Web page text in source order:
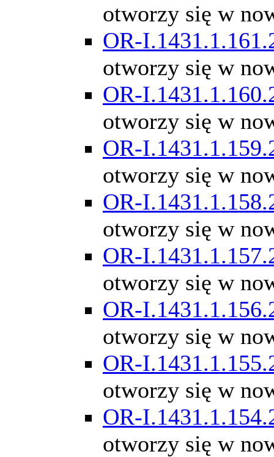
otworzy się w
OR-
otworzy się w
OR-
otworzy się w
OR-
otworzy się w
OR-
otworzy się w
OR-
otworzy się w
OR-
otworzy się w
OR-
otworzy się w
OR-
otworzy się w